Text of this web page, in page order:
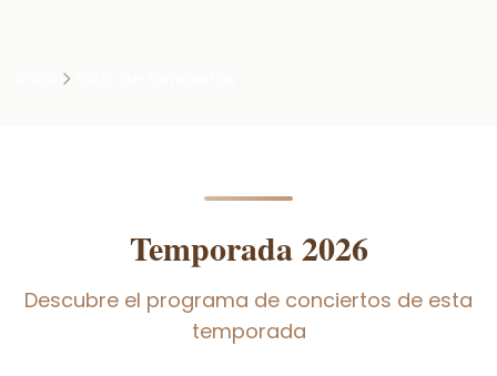
Temporada 2026
Descubre el programa de conciertos de esta
temporada